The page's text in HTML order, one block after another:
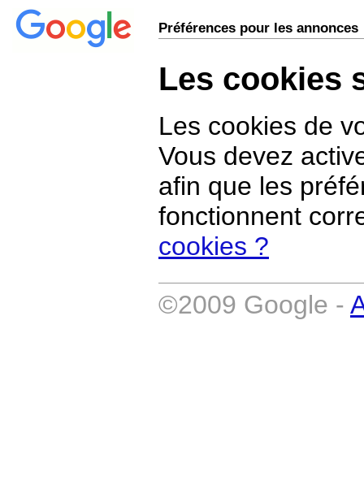
Préférences pour les annonces
Les cookies
Les cookies de
Vous devez
afin que les
fonctionnent
cookies ?
©2009 Google -